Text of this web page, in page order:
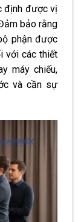
định được vị
bảo rằng
phận được
với các thiết
máy chiếu,
và cần sự